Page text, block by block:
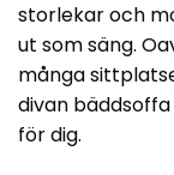
storlekar och
ut som säng.
många
divan
för dig.